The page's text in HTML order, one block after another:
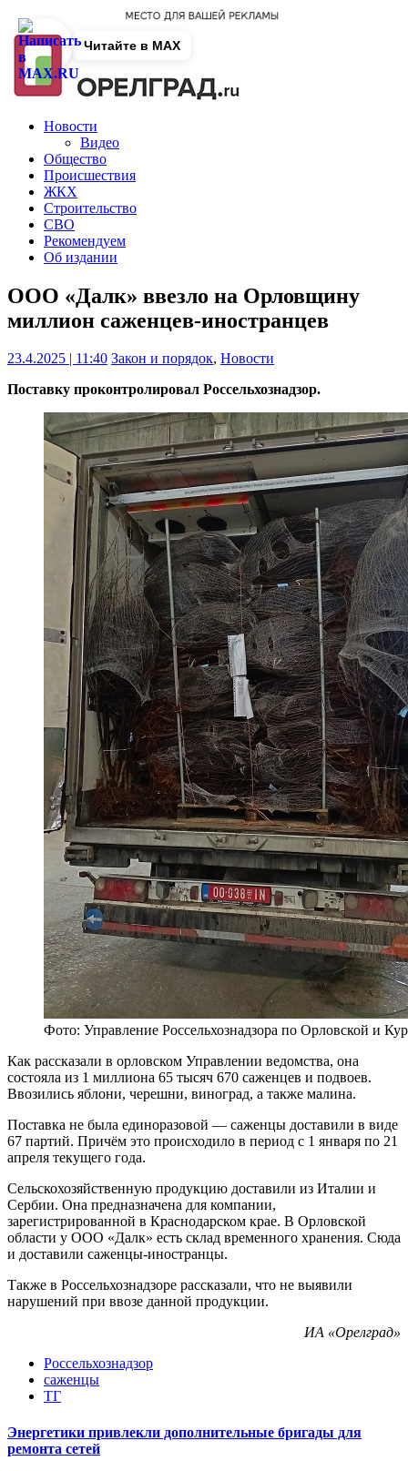
Новости
Видео
Общество
Происшествия
ЖКХ
Строительство
СВО
Рекомендуем
Об издании
ООО «Далк» ввезло на Орловщину
миллион саженцев-иностранцев
23.4.2025 | 11:40 Закон и порядок, Новости
Поставку проконтролировал Россельхознадзор.
Фото: Управление Россельхознадзора по Орловской и
Как рассказали в орловском Управлении ведомства, она
состояла из 1 миллиона 65 тысяч 670 саженцев и подвоев.
Ввозились яблони, черешни, виноград, а также малина.
Поставка не была единоразовой — саженцы доставили в виде
67 партий. Причём это происходило в период с 1 января по 21
апреля текущего года.
Сельскохозяйственную продукцию доставили из Италии и
Сербии. Она предназначена для компании,
зарегистрированной в Краснодарском крае. В Орловской
области у ООО «Далк» есть склад временного хранения. Сюда
и доставили саженцы-иностранцы.
Также в Россельхознадзоре рассказали, что не выявили
нарушений при ввозе данной продукции.
ИА «Орелград»
Россельхознадзор
саженцы
ТГ
Энергетики привлекли дополнительные бригады для
ремонта сетей
Читайте в MAX